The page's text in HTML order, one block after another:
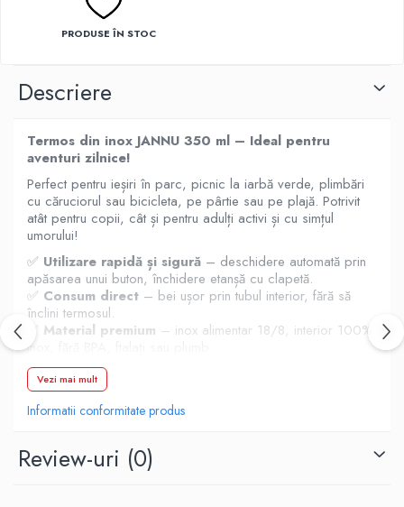
PRODUSE ÎN STOC
Descriere
Termos din inox JANNU 350 ml – Ideal pentru
aventuri zilnice!
Perfect pentru ieșiri în parc, picnic la iarbă verde, plimbări
cu căruciorul sau bicicleta, pe pârtie sau pe plajă. Potrivit
atât pentru copii, cât și pentru adulți activi și cu simțul
umorului!
✅ Utilizare rapidă și sigură – deschidere automată prin
apăsarea unui buton, închidere etanșă cu clapetă.
✅ Consum direct – bei ușor prin tubul interior, fără să
înclini termosul.
Material premium – inox alimentar 18/8, interior 100%
inox, fără BPA, ftalați sau plumb.
✅Performanță termică excelentă
la 8 ore, reci până la 24 ore.
conținutului nu se transmite la exterior.
exterior antialunecare.
✅Gură largă de 54 mm
Vezi mai mult
Informatii conformitate produs
Review-uri (0)